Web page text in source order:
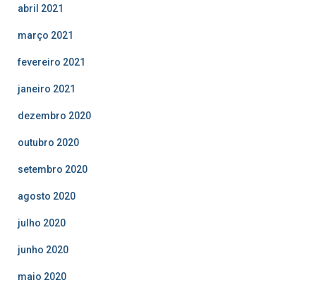
abril 2021
março 2021
fevereiro 2021
janeiro 2021
dezembro 2020
outubro 2020
setembro 2020
agosto 2020
julho 2020
junho 2020
maio 2020